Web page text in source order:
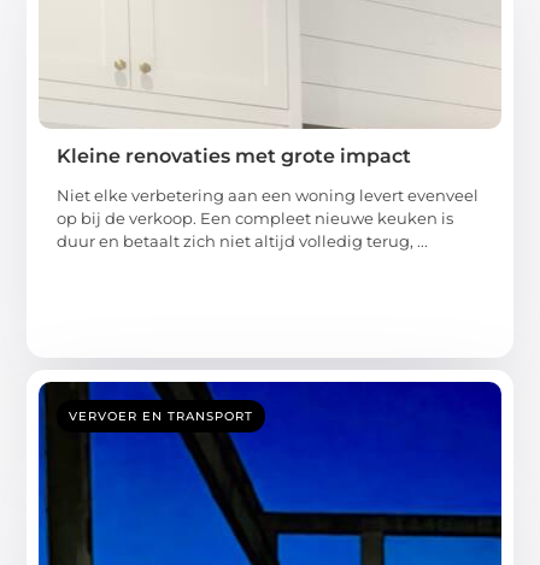
Kleine renovaties met grote impact
op bij de verkoop. Een compleet nieuwe keuken is
duur en betaalt zich niet altijd volledig terug, ...
VERVOER EN TRANSPORT